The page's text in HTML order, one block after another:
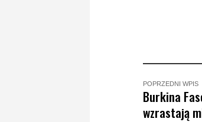
POPRZEDNI WPIS
Burkina
wzrastają